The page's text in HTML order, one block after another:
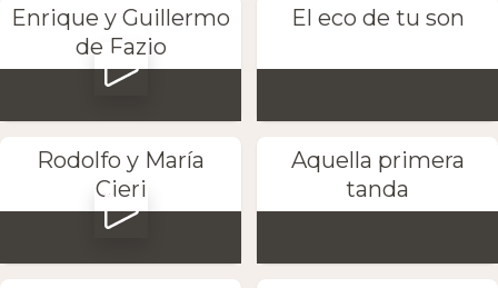
Enrique y Guillermo
de Fazio
El eco de tu son
Rodolfo y María
Cieri
Aquella primera
tanda